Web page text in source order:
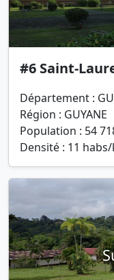
#6 Saint-
Département :
Région : GUYANE
Population : 54
Densité : 11 habs/